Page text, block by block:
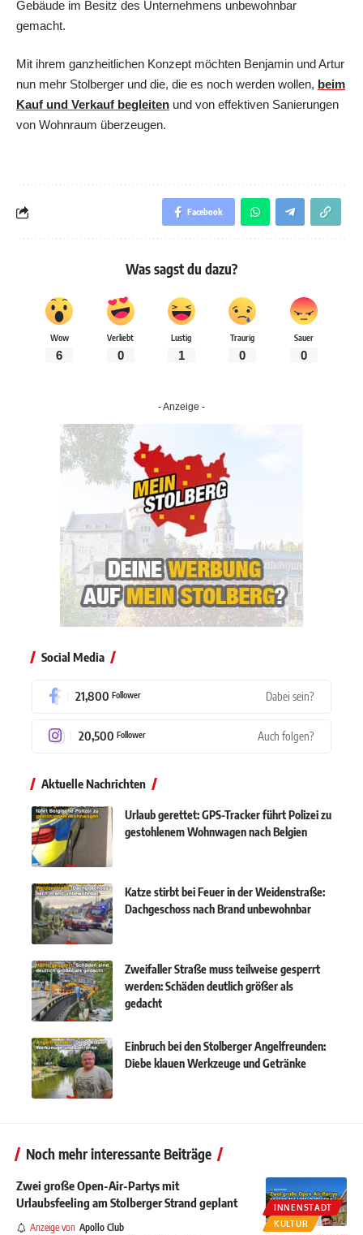
Gebäude im Besitz des Unternehmens unbewohnbar
gemacht.
Mit ihrem ganzheitlichen Konzept möchten Benjamin und Artur
nun mehr Stolberger und die, die es noch werden wollen, beim
Kauf und Verkauf begleiten und von effektiven Sanierungen
von Wohnraum überzeugen.
Facebook
Was sagst du dazu?
Wow
6
Verliebt
0
Lustig
1
Traurig
0
Sauer
0
- Anzeige -
Social Media
21,800 Follower Dabei sein?
20,500 Follower Auch folgen?
Aktuelle Nachrichten
Urlaub gerettet: GPS-Tracker führt Polizei zu
gestohlenem Wohnwagen nach Belgien
Katze stirbt bei Feuer in der Weidenstraße:
Dachgeschoss nach Brand unbewohnbar
Zweifaller Straße muss teilweise gesperrt
werden: Schäden deutlich größer als
gedacht
Einbruch bei den Stolberger Angelfreunden:
Diebe klauen Werkzeuge und Getränke
Noch mehr interessante Beiträge
INNENSTADT
KULTUR
Zwei große Open-Air-Partys mit
Urlaubsfeeling am Stolberger Strand geplant
Anzeige von Apollo Club